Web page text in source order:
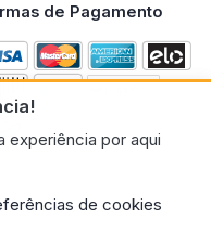
experiência por aqui
de cookies
de Pagamento